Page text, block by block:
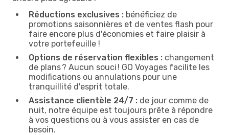
Réductions exclusives : bénéficiez de
promotions saisonnières et de ventes flash pour
faire encore plus d'économies et faire plaisir à
votre portefeuille !
Options de réservation flexibles : changement
de plans ? Aucun souci ! GO Voyages facilite les
modifications ou annulations pour une
tranquillité d'esprit totale.
Assistance clientèle 24/7 : de jour comme de
nuit, notre équipe est toujours prête à répondre
à vos questions ou à vous assister en cas de
besoin.